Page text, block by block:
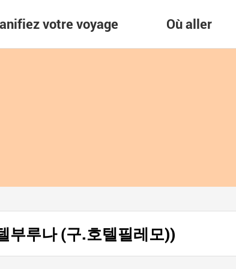
votre voyage Où aller
부루나 (구.호텔필레모))